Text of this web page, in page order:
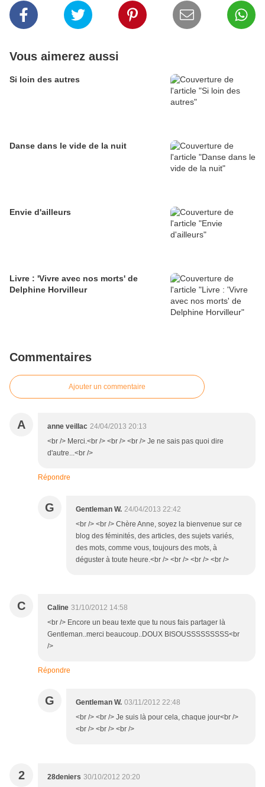
Vous aimerez aussi
Si loin des autres
Danse dans le vide de la nuit
Envie d'ailleurs
Livre : 'Vivre avec nos morts' de
Delphine Horvilleur
Commentaires
Ajouter un commentaire
A anne veillac 24/04/2013 20:13
<br /> Merci.<br /> <br /> <br /> Je ne sais pas quoi dire
d'autre...<br />
Répondre
G Gentleman W. 24/04/2013 22:42
<br /> <br /> Chère Anne, soyez la bienvenue sur ce
blog des féminités, des articles, des sujets variés,
des mots, comme vous, toujours des mots, à
déguster à toute heure.<br /> <br /> <br /> <br />
C Caline 31/10/2012 14:58
<br /> Encore un beau texte que tu nous fais partager là
Gentleman..merci beaucoup..DOUX BISOUSSSSSSSSS<br
/>
Répondre
G Gentleman W. 03/11/2012 22:48
<br /> <br /> Je suis là pour cela, chaque jour<br />
<br /> <br /> <br />
2 28deniers 30/10/2012 20:20